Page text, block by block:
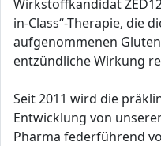
Wirkstoffkandidat
in-Class“-Therapie, die
aufgenommenen
entzündliche Wirkung
Seit 2011 wird die
Entwicklung von
Pharma federführend